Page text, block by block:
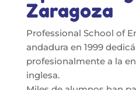
Zaragoza
Professional School of
andadura en 1999
profesionalmente a la
inglesa.